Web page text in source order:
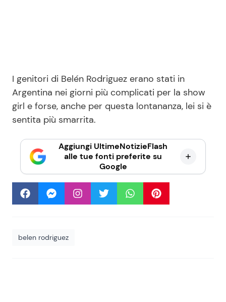
I genitori di Belén Rodriguez erano stati in
Argentina nei giorni più complicati per la show
girl e forse, anche per questa lontananza, lei si è
sentita più smarrita.
Aggiungi UltimeNotizieFlash
alle tue fonti preferite su
Google
belen rodriguez